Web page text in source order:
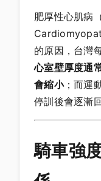
肥厚性心肌病
的原因，台灣
心室壁厚度通
會縮小；而運
停訓後會逐漸
騎車強